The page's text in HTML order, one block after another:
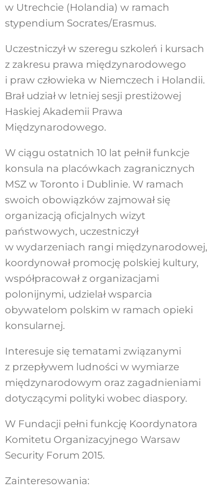
w Utrechcie (Holandia) w ramach
stypendium Socrates/Erasmus.
Uczestniczył w szeregu szkoleń i kursach
z zakresu prawa międzynarodowego
i praw człowieka w Niemczech i Holandii.
Brał udział w letniej sesji prestiżowej
Haskiej Akademii Prawa
Międzynarodowego.
W ciągu ostatnich 10 lat pełnił funkcje
konsula na placówkach zagranicznych
MSZ w Toronto i Dublinie. W ramach
swoich obowiązków zajmował się
organizacją oficjalnych wizyt
państwowych, uczestniczył
w wydarzeniach rangi międzynarodowej,
koordynował promocję polskiej kultury,
współpracował z organizacjami
polonijnymi, udzielał wsparcia
obywatelom polskim w ramach opieki
konsularnej.
Interesuje się tematami związanymi
z przepływem ludności w wymiarze
międzynarodowym oraz zagadnieniami
dotyczącymi polityki wobec diaspory.
W Fundacji pełni funkcję Koordynatora
Komitetu Organizacyjnego Warsaw
Security Forum 2015.
Zainteresowania: